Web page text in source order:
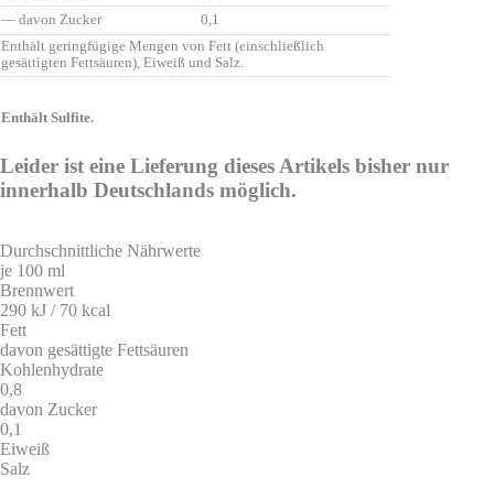
— davon Zucker
0,1
Enthält geringfügige Mengen von Fett (einschließlich
gesättigten Fettsäuren), Eiweiß und Salz.
Enthält Sulfite.
Leider ist eine Lieferung dieses Artikels bisher nur
innerhalb Deutschlands möglich.
Durchschnittliche Nährwerte
je 100 ml
Brennwert
290 kJ / 70 kcal
Fett
davon gesättigte Fettsäuren
Kohlenhydrate
0,8
davon Zucker
0,1
Eiweiß
Salz